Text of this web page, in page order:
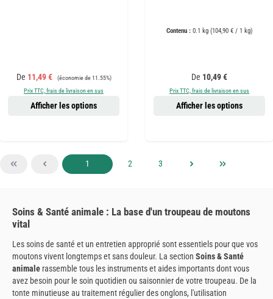
Prix de vente :
De 11,49 € Prix régulier :
(économie de 11.55%)
Prix TTC, frais de livraison en sus
Afficher les options
Contenu : 0.1 kg (104,90 € / 1 kg)
Prix régulier :
De 10,49 €
Prix TTC, frais de livraison en sus
Afficher les options
Page
1 Page
2 Page
3
Soins & Santé animale : La base d'un troupeau de moutons
vital
Les soins de santé et un entretien approprié sont essentiels pour que vos
moutons vivent longtemps et sans douleur. La section Soins & Santé
animale rassemble tous les instruments et aides importants dont vous
avez besoin pour le soin quotidien ou saisonnier de votre troupeau. De la
tonte minutieuse au traitement régulier des onglons, l'utilisation